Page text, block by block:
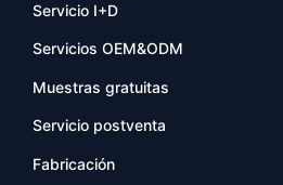
Servicio I+D
Servicios OEM&ODM
Muestras gratuitas
Servicio postventa
Fabricación